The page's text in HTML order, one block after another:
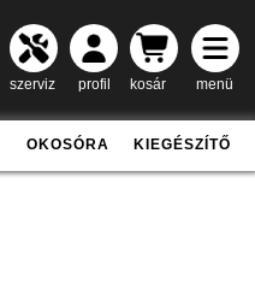
szerviz profil kosár menü
OKOSÓRA KIEGÉSZÍTŐ